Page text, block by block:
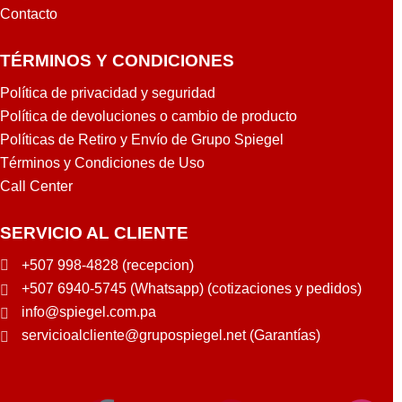
Contacto
TÉRMINOS Y CONDICIONES
Política de privacidad y seguridad
Política de devoluciones o cambio de producto
Políticas de Retiro y Envío de Grupo Spiegel
Términos y Condiciones de Uso
Call Center
SERVICIO AL CLIENTE
+507 998-4828 (recepcion)
+507 6940-5745 (Whatsapp) (cotizaciones y pedidos)
info@spiegel.com.pa
servicioalcliente@grupospiegel.net (Garantías)